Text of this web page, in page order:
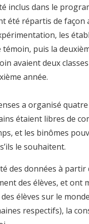
inclus dans le
été répartis de
les
témoin, puis la
avaient deux
année.
a organisé
étaient libres de
et les binômes
le souhaitent.
des données à
des élèves, et ont
élèves sur le
respectifs), la